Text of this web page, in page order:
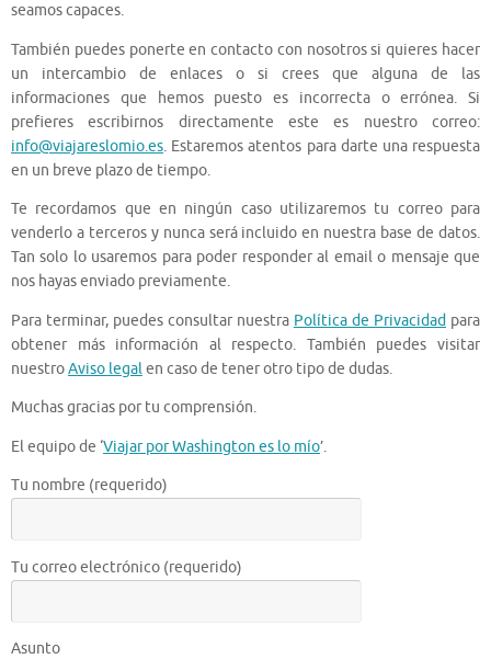
seamos capaces.
También puedes ponerte en contacto con nosotros si quieres hacer
un intercambio de enlaces o si crees que alguna de las
informaciones que hemos puesto es incorrecta o errónea. Si
prefieres escribirnos directamente este es nuestro correo:
info@viajareslomio.es. Estaremos atentos para darte una respuesta
en un breve plazo de tiempo.
Te recordamos que en ningún caso utilizaremos tu correo para
venderlo a terceros y nunca será incluido en nuestra base de datos.
Tan solo lo usaremos para poder responder al email o mensaje que
nos hayas enviado previamente.
Para terminar, puedes consultar nuestra Política de Privacidad para
obtener más información al respecto. También puedes visitar
nuestroAviso legalen caso de tener otro tipo de dudas.
Muchas gracias por tu comprensión.
El equipo de ‘Viajar por Washington es lo mío’.
Tu nombre (requerido)
Tu correo electrónico (requerido)
Asunto